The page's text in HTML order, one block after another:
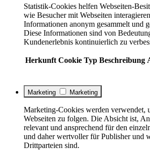
Statistik-Cookies helfen Webseiten-
wie Besucher mit Webseiten
Informationen anonym gesammelt und
Diese Informationen sind von
Kundenerlebnis kontinuierlich zu
Herkunft Cookie Typ Beschreibung
Marketing Marketing
Marketing-Cookies werden verwendet,
Webseiten zu folgen. Die Absicht ist,
relevant und ansprechend für den
und daher wertvoller für Publisher und
Drittparteien sind.